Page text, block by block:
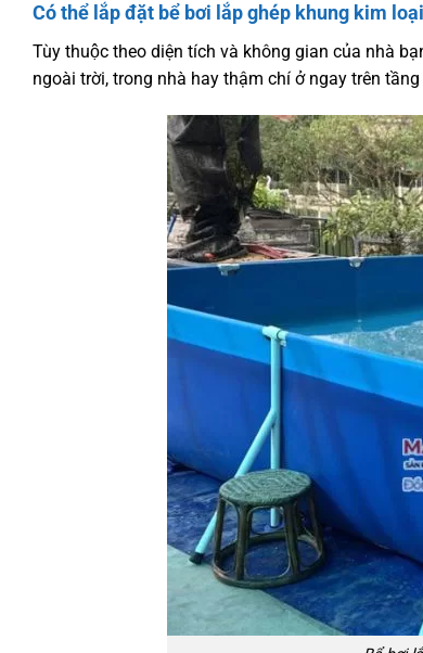
Có thể lắp đặt bể bơi lắp ghép khung kim
Tùy thuộc theo diện tích và không gian của nhà
ngoài trời, trong nhà hay thậm chí ở ngay trên